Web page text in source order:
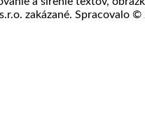
zakázané. Spracovalo